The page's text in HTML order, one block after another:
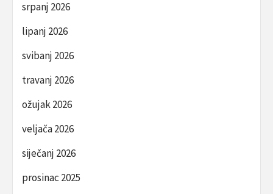
srpanj 2026
lipanj 2026
svibanj 2026
travanj 2026
ožujak 2026
veljača 2026
siječanj 2026
prosinac 2025